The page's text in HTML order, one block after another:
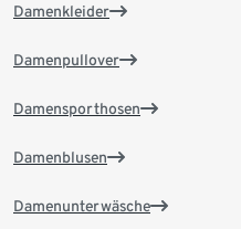
Damenkleider
Damenpullover
Damensporthosen
Damenblusen
Damenunterwäsche